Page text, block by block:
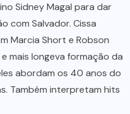
Sidney Magal para dar
com Salvador. Cissa
Marcia Short e Robson
mais longeva formação da
abordam os 40 anos do
Também interpretam hits